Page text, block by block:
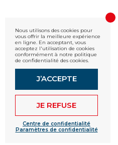
Nous utilisons des cookies pour
vous offrir la meilleure expérience
en ligne. En acceptant, vous
acceptez l'utilisation de cookies
conformément à notre politique
de confidentialité des cookies.
J’ACCEPTE
JE REFUSE
Centre de confidentialité
Paramètres de confidentialité